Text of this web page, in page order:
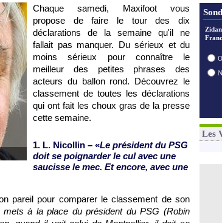
Chaque samedi, Maxifoot vous
propose de faire le tour des dix
déclarations de la semaine qu'il ne
fallait pas manquer. Du sérieux et du
moins sérieux pour connaître le
meilleur des petites phrases des
acteurs du ballon rond. Découvrez le
classement de toutes les déclarations
qui ont fait les choux gras de la presse
cette semaine.
1. L. Nicollin – «Le président du PSG
doit se poignarder le cul avec une
saucisse le mec. Et encore, avec une
pareil pour comparer le classement de son
mets à la place du président duPSG (Robin
19h14
19h06
18h50
18h30
17h58
06/08
Les